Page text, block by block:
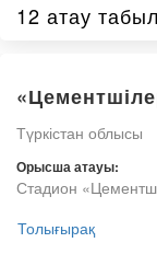
12 атау
Түркістан облысы
Орысша атауы:
Стадион
Толығырақ